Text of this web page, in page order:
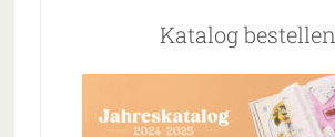
Katalog bestellen